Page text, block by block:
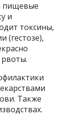
пищевые
и
токсины,
(гестозе),
Также